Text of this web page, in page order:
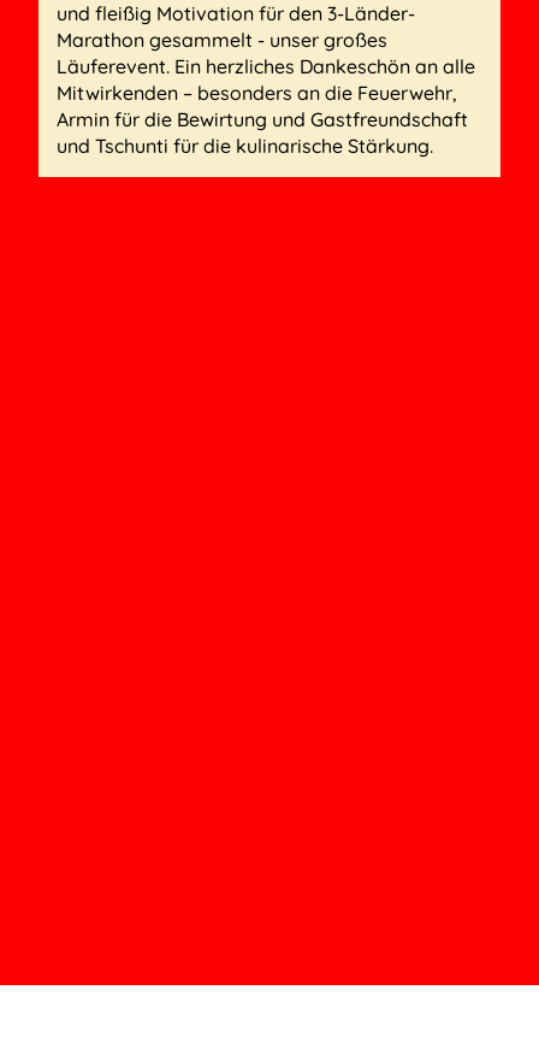
und fleißig Motivation für den 3-Länder-
Marathon gesammelt - unser großes
Läuferevent. Ein herzliches Dankeschön an alle
Mitwirkenden – besonders an die Feuerwehr,
Armin für die Bewirtung und Gastfreundschaft
und Tschunti für die kulinarische Stärkung.